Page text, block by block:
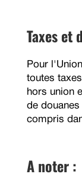
Taxes et
Pour
toutes
hors union
de
compris
A noter :